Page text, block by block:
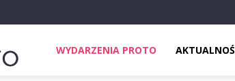
WYDARZENIA PROTO